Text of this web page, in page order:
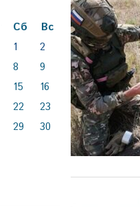
Сб
Вс
1
2
8
9
15
16
22
23
29
30